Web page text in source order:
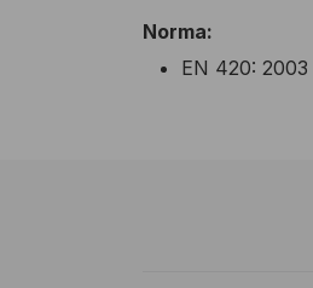
Norma:
EN 420: 2003